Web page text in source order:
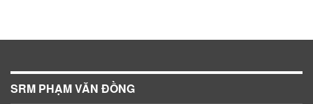
SRM PHẠM VĂN ĐỒNG